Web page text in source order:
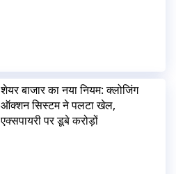
शेयर बाजार का नया नियम: क्लोजिंग
ऑक्शन सिस्टम ने पलटा खेल,
एक्सपायरी पर डूबे करोड़ों